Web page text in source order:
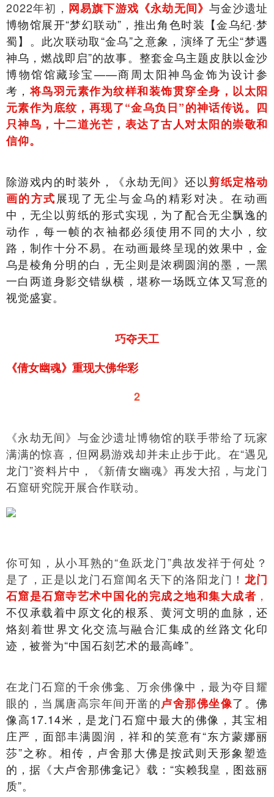
2022年初， 网易旗下游戏《永劫无间》与金沙遗址
博物馆展开“梦幻联动”，推出角色时装【金乌纪·梦
蜀】。此次联动取“金乌”之意象，演绎了无尘“梦遇
神乌，燃战即启”的故事。整套金乌主题皮肤以金沙
博物馆馆藏珍宝——商周太阳神鸟金饰为设计参
考，将鸟羽元素作为纹样和装饰贯穿全身，以太阳
元素作为底纹，再现了“金乌负日”的神话传说。四
只神鸟，十二道光芒，表达了古人对太阳的崇敬和
信仰。
除游戏内的时装外，《永劫无间》还以剪纸定格动
画的方式展现了无尘与金乌的精彩对决。在动画
中，无尘以剪纸的形式实现，为了配合无尘飘逸的
动作，每一帧的衣袖都必须使用不同的大小，纹
路，制作十分不易。在动画最终呈现的效果中，金
乌是棱角分明的白，无尘则是浓稠圆润的墨，一黑
一白两道身影交错纵横，堪称一场既立体又写意的
视觉盛宴。
巧夺天工
《倩女幽魂》重现大佛华彩
2
《永劫无间》与金沙遗址博物馆的联手带给了玩家
满满的惊喜，但网易游戏却并未止步于此。在“遇见
龙门”资料片中，《新倩女幽魂》再发大招，与龙门
石窟研究院开展合作联动。
你可知，从小耳熟的“鱼跃龙门”典故发祥于何处？
是了，正是以龙门石窟闻名天下的洛阳龙门！ 龙门
石窟是石窟寺艺术中国化的完成之地和集大成者 ，
不仅承载着中原文化的根系、黄河文明的血脉，还
烙刻着世界文化交流与融合汇集成的丝路文化印
迹，被誉为“中国石刻艺术的最高峰”。
在龙门石窟的千余佛龛、万余佛像中，最为夺目耀
眼的，当属唐高宗年间开凿的卢舍那佛坐像了。佛
像高17.14米，是龙门石窟中最大的佛像，其宝相
庄严，面部丰满圆润，祥和的笑意有“东方蒙娜丽
莎”之称。相传，卢舍那大佛是按武则天形象塑造
的，据《大卢舍那佛龛记》载：“实赖我皇，图兹丽
质”。